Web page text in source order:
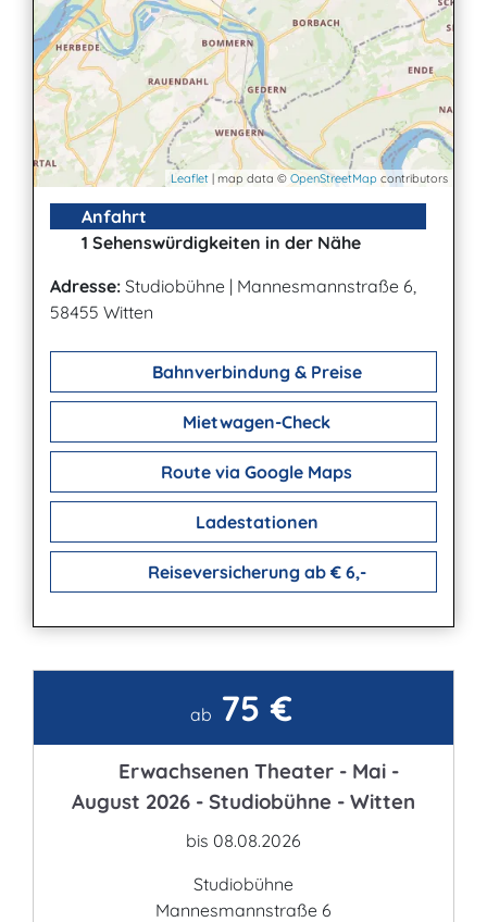
Leaflet | map data © OpenStreetMap contributors
Anfahrt
1 Sehenswürdigkeiten in der Nähe
Adresse: Studiobühne | Mannesmannstraße 6,
58455 Witten
Bahnverbindung & Preise
Mietwagen-Check
Route via Google Maps
Ladestationen
Reiseversicherung ab € 6,-
ab 75 €
Erwachsenen Theater - Mai -
August 2026 - Studiobühne - Witten
bis 08.08.2026
Studiobühne
Mannesmannstraße 6